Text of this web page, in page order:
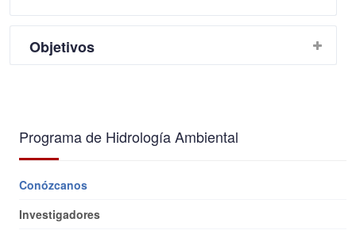
Objetivos
Programa de Hidrología Ambiental
Conózcanos
Investigadores